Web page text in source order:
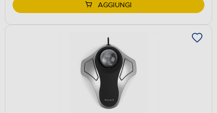
AGGIUNGI